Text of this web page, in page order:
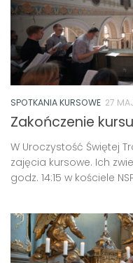
SPOTKANIA KURSOWE 27
Zakończenie
W Uroczystość Świętej
zajęcia kursowe. Ich
godz. 14:15 w kościele